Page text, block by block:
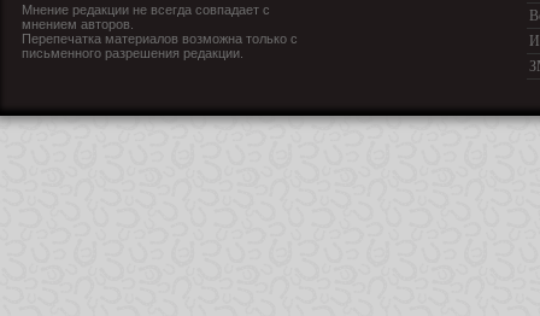
Мнение редакции не всегда совпадает с
мнением авторов.
Перепечатка материалов возможна только с
письменного разрешения редакции.